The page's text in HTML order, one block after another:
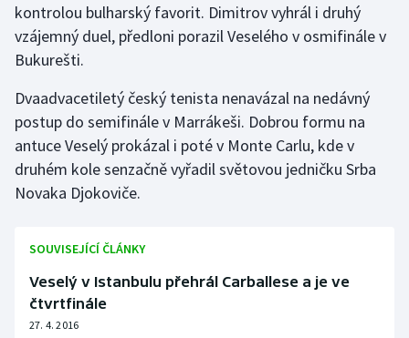
Házená
Jezdectví
Judo
Krasobruslení
Lezení
Lyže a snowboard
Moderní pětiboj
Motorsport
kontrolou bulharský favorit. Dimitrov vyhrál i druhý
vzájemný duel, předloni porazil Veselého v osmifinále v
Bukurešti.
Dvaadvacetiletý český tenista nenavázal na nedávný
postup do semifinále v Marrákeši. Dobrou formu na
antuce Veselý prokázal i poté v Monte Carlu, kde v
druhém kole senzačně vyřadil světovou jedničku Srba
Novaka Djokoviče.
SOUVISEJÍCÍ ČLÁNKY
Veselý v Istanbulu přehrál Carballese a je ve
čtvrtfinále
27. 4. 2016